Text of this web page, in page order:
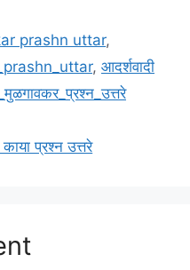
prashn uttar,
, आदर्शवादी
प्रश्न उत्तरे